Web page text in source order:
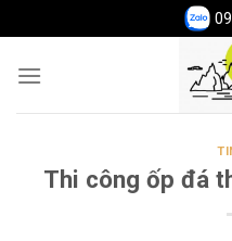
to
content
Thi công ốp đá